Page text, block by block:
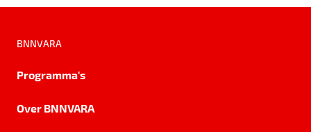
BNNVARA
Programma's
Over BNNVARA